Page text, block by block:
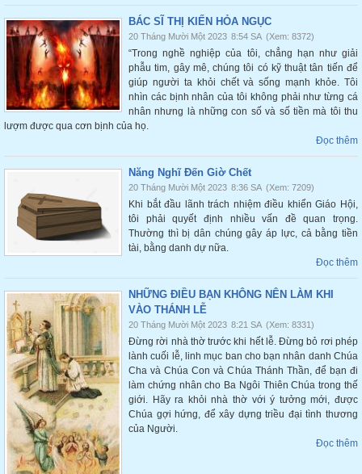
BÁC SĨ THỊ KIẾN HỎA NGỤC
20 Tháng Mười Một 2023 8:54 SA (Xem: 8372)
“Trong nghề nghiệp của tôi, chẳng hạn như giải
phẫu tim, gây mê, chúng tôi có kỹ thuật tân tiến để
giúp người ta khỏi chết và sống mạnh khỏe. Tôi
nhìn các bịnh nhân của tôi không phải như từng cá
nhân nhưng là những con số và số tiền mà tôi thu
lượm được qua cơn bịnh của họ.
Đọc thêm
Năng Nghĩ Đến Giờ Chết
20 Tháng Mười Một 2023 8:36 SA (Xem: 7209)
Khi bắt đầu lãnh trách nhiệm điều khiển Giáo Hội,
tôi phải quyết định nhiều vấn đề quan trọng.
Thường thì bị dân chúng gây áp lực, cả bằng tiền
tài, bằng danh dự nữa.
Đọc thêm
NHỮNG ĐIỀU BẠN KHÔNG NÊN LÀM KHI
VÀO THÁNH LỄ
20 Tháng Mười Một 2023 8:21 SA (Xem: 8331)
Đừng rời nhà thờ trước khi hết lễ. Đừng bỏ rơi phép
lành cuối lễ, linh mục ban cho bạn nhân danh Chúa
Cha và Chúa Con và Chúa Thánh Thần, để bạn đi
làm chứng nhân cho Ba Ngôi Thiên Chúa trong thế
giới. Hãy ra khỏi nhà thờ với ý tưởng mới, được
Chúa gợi hứng, để xây dựng triều đại tình thương
của Người.
Đọc thêm